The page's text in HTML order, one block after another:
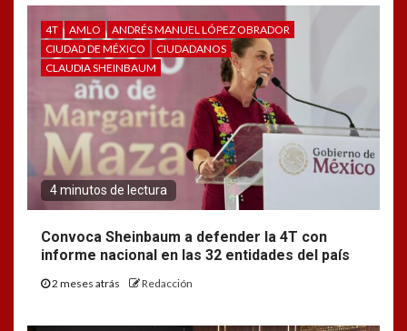
4T AMLO
ANDRÉS MANUEL LÓPEZ OBRADOR
CIUDAD DE MÉXICO
CIUDADANOS
CLAUDIA SHEINBAUM
4 minutos de lectura
Convoca Sheinbaum a defender la 4T con
informe nacional en las 32 entidades del país
2 meses atrás Redacción